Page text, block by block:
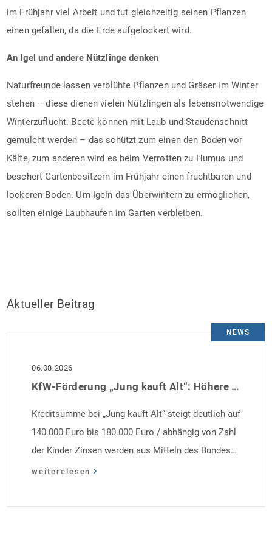
im Frühjahr viel Arbeit und tut gleichzeitig seinen Pflanzen
einen gefallen, da die Erde aufgelockert wird.
An Igel und andere Nützlinge denken
Naturfreunde lassen verblühte Pflanzen und Gräser im Winter
stehen – diese dienen vielen Nützlingen als lebensnotwendige
Winterzuflucht. Beete können mit Laub und Staudenschnitt
gemulcht werden – das schützt zum einen den Boden vor
Kälte, zum anderen wird es beim Verrotten zu Humus und
beschert Gartenbesitzern im Frühjahr einen fruchtbaren und
lockeren Boden. Um Igeln das Überwintern zu ermöglichen,
sollten einige Laubhaufen im Garten verbleiben.
Aktueller Beitrag
NEWS
06.08.2026
KfW-Förderung „Jung kauft Alt“: Höhere Kredite ab August 2026
Kreditsumme bei „Jung kauft Alt“ steigt deutlich auf
140.000 Euro bis 180.000 Euro / abhängig von Zahl
der Kinder Zinsen werden aus Mitteln des Bundes
verbilligt: Heutiger Zins bei 0,53 Prozent effektiv bei
Antragstellende verpflichten sich zu energetischer
weiterelesen